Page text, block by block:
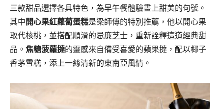
三款甜品選擇各具特色，為早午餐體驗畫上甜美的句號。
其中開心果紅蘿蔔蛋糕是梁師傅的特別推薦，他以開心果
取代核桃，並搭配順滑的忌廉芝士，重新詮釋這道經典甜
品。 焦糖菠蘿撻的靈感來自備受喜愛的蘋果撻，配以椰子
香茅雪糕，添上一絲清新的東南亞風情。